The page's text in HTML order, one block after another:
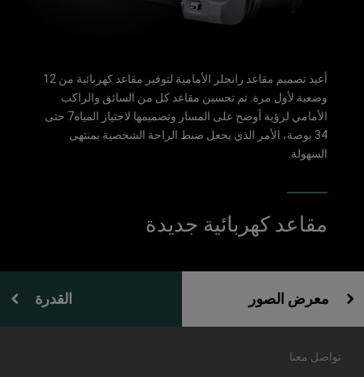
أعيد تصميم مقاعد رانجلر الأمامية لتوفير مقاعد كهربائية من 12
وضعية لأول مرة. تم تحسين مقاعد كل من السائق والراكب
الأمامي لرؤية أوضح على المسار وتصميمها لاجتياز المياه7 حتى
34 بوصة، الأمر الذي يجعل ضبط الراحة الشخصية بمنتهى
السهولة.
مقاعد كهربائية جديدة
معرض الصور القدرة
تواصل معنا